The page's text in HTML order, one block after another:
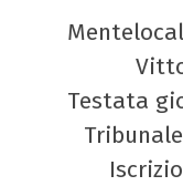
Testata